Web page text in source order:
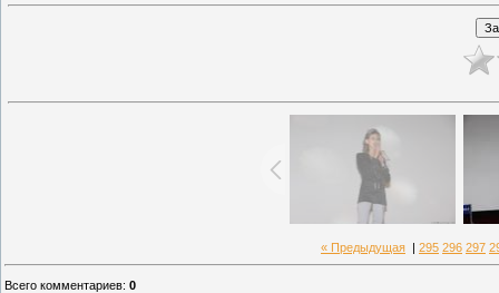
« Предыдущая 295 296 297
Всего комментариев: 0